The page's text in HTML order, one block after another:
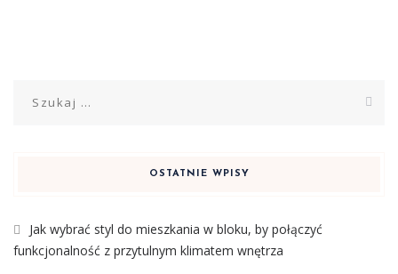
OSTATNIE WPISY
Jak wybrać styl do mieszkania w bloku, by połączyć
funkcjonalność z przytulnym klimatem wnętrza